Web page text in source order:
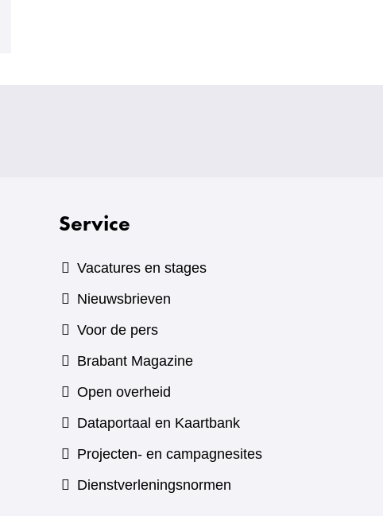
Service
Vacatures en stages
Nieuwsbrieven
Voor de pers
Brabant Magazine(verwijst
andere
website)
Open overheid
Dataportaal en Kaartbank(verwijst
naar
Projecten- en campagnesites
Dienstverleningsnormen